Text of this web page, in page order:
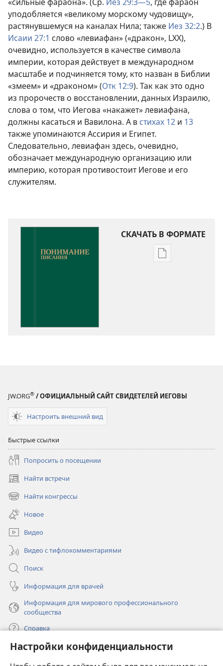
Настройки конфиденциальности
уподобляется «великому морскому чудовищу»,
растянувшемуся на каналах Нила; также Иез 32:2.) В
Исаии 27:1 слово «левиафан» («дракон», LXX),
очевидно, используется в качестве символа
империи, которая действует в международном
масштабе и подчиняется тому, кто назван в Библии
«змеем» и «драконом» (Отк 12:9). Так как это одно
из пророчеств о восстановлении, данных Израилю,
слова о том, что Иегова «накажет» левиафана,
должны касаться и Вавилона. А встихах 12 и 13
также упоминаются Ассирия и Египет.
Следовательно, левиафан здесь, очевидно,
обозначает международную организацию или
империю, которая противостоит Иегове и его
служителям.
СКАЧАТЬ В ФОРМАТЕ
Варианты
JW.ORG® / ОФИЦИАЛЬНЫЙ САЙТ СВИДЕТЕЛЕЙ ИЕГОВЫ
Настроить внешний вид
Быстрые ссылки
Попросить о посещении
Найти встречи
(открывается
в
новом
окне)
Найти конгрессы
(открывается
новом
окне)
Новое
Видео
Видео с тифлокомментариями
Поиск
Информация для врачей
Информация для мирового профессионального
сообщества
Справка
Пожертвования